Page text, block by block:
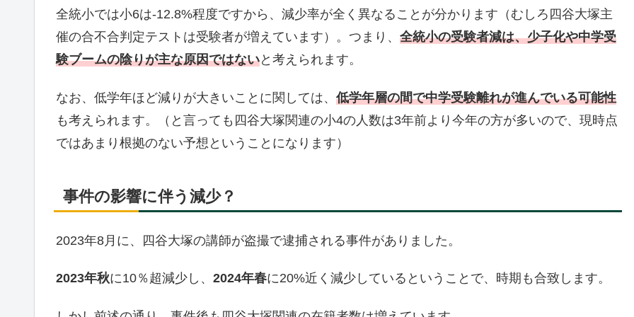
全統小では小6は-12.8%程度ですから、減少率が全く異なることが分かります（むしろ四谷大塚主
催の合不合判定テストは受験者が増えています）。つまり、 全統小の受験者減は、少子化や中学受
験ブームの陰りが主な原因ではないと考えられます。
なお、低学年ほど減りが大きいことに関しては、 低学年層の間で中学受験離れが進んでいる可能性
も考えられます。（と言っても四谷大塚関連の小4の人数は3年前より今年の方が多いので、現時点
ではあまり根拠のない予想ということになります）
事件の影響に伴う減少？
2023年8月に、四谷大塚の講師が盗撮で逮捕される事件がありました。
2023年秋に10％超減少し、 2024年春に20%近く減少しているということで、時期も合致します。